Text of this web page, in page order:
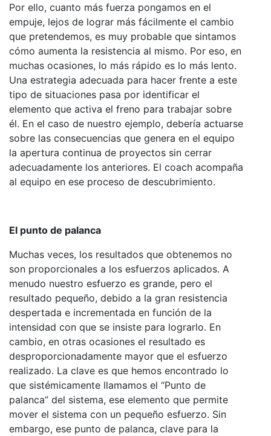
Por ello, cuanto más fuerza pongamos en el
empuje, lejos de lograr más fácilmente el cambio
que pretendemos, es muy probable que sintamos
cómo aumenta la resistencia al mismo. Por eso, en
muchas ocasiones, lo más rápido es lo más lento.
Una estrategia adecuada para hacer frente a este
tipo de situaciones pasa por identificar el
elemento que activa el freno para trabajar sobre
él. En el caso de nuestro ejemplo, debería actuarse
sobre las consecuencias que genera en el equipo
la apertura continua de proyectos sin cerrar
adecuadamente los anteriores. El coach acompaña
al equipo en ese proceso de descubrimiento.
El punto de palanca
Muchas veces, los resultados que obtenemos no
son proporcionales a los esfuerzos aplicados. A
menudo nuestro esfuerzo es grande, pero el
resultado pequeño, debido a la gran resistencia
despertada e incrementada en función de la
intensidad con que se insiste para lograrlo. En
cambio, en otras ocasiones el resultado es
desproporcionadamente mayor que el esfuerzo
realizado. La clave es que hemos encontrado lo
que sistémicamente llamamos el “Punto de
palanca” del sistema, ese elemento que permite
mover el sistema con un pequeño esfuerzo. Sin
embargo, ese punto de palanca, clave para la